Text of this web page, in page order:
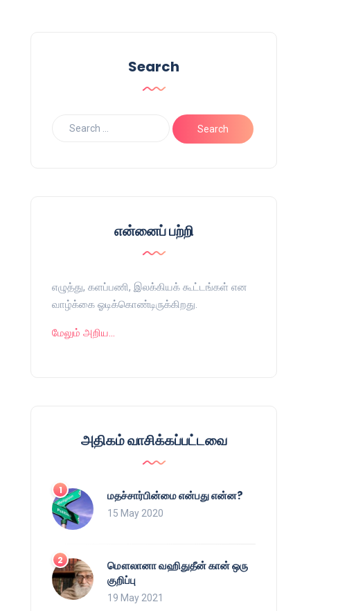
Search
என்னைப் பற்றி
எழுத்து, களப்பணி, இலக்கியக் கூட்டங்கள் என
வாழ்க்கை ஓடிக்கொண்டிருக்கிறது.
மேலும் அறிய…
அதிகம் வாசிக்கப்பட்டவை
மதச்சார்பின்மை என்பது என்ன?
15 May 2020
மௌலானா வஹிதுதீன் கான் ஒரு
குறிப்பு
19 May 2021